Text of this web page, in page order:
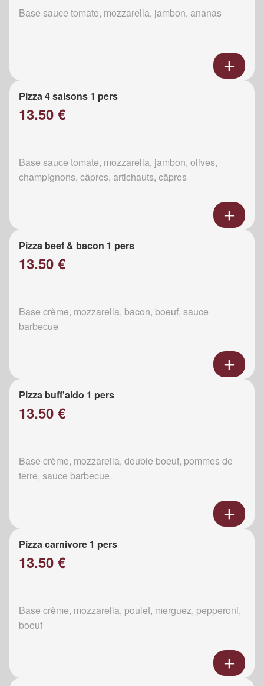
Base sauce tomate, mozzarella, jambon, ananas
Pizza 4 saisons 1 pers
13.50 €
Base sauce tomate, mozzarella, jambon, olives,
champignons, câpres, artichauts, câpres
Pizza beef & bacon 1 pers
13.50 €
Base crème, mozzarella, bacon, boeuf, sauce
barbecue
Pizza buff'aldo 1 pers
13.50 €
Base crème, mozzarella, double boeuf, pommes de
terre, sauce barbecue
Pizza carnivore 1 pers
13.50 €
Base crème, mozzarella, poulet, merguez, pepperoni,
boeuf